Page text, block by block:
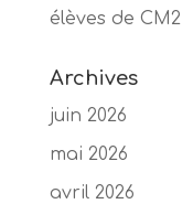
élèves de CM2
Archives
juin 2026
mai 2026
avril 2026